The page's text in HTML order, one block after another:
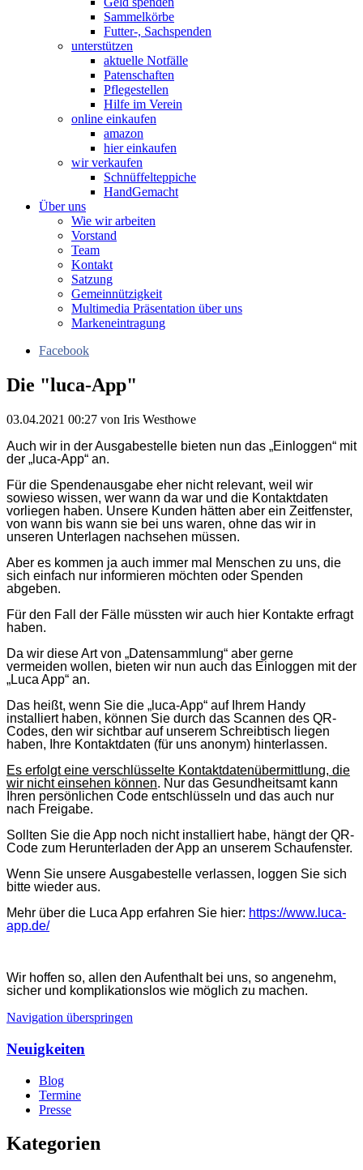
Sammelkörbe
Futter-, Sachspenden
unterstützen
aktuelle Notfälle
Patenschaften
Pflegestellen
Hilfe im Verein
online einkaufen
amazon
hier einkaufen
wir verkaufen
Schnüffelteppiche
HandGemacht
Über uns
Wie wir arbeiten
Vorstand
Team
Kontakt
Satzung
Gemeinnützigkeit
Multimedia Präsentation über uns
Markeneintragung
Facebook
Die "luca-App"
03.04.2021 00:27 von Iris Westhowe
Auch wir in der Ausgabestelle bieten nun das „Einloggen“ mit
der „luca-App“ an.
Für die Spendenausgabe eher nicht relevant, weil wir
sowieso wissen, wer wann da war und die Kontaktdaten
vorliegen haben. Unsere Kunden hätten aber ein Zeitfenster,
von wann bis wann sie bei uns waren, ohne das wir in
unseren Unterlagen nachsehen müssen.
Aber es kommen ja auch immer mal Menschen zu uns, die
sich einfach nur informieren möchten oder Spenden
abgeben.
Für den Fall der Fälle müssten wir auch hier Kontakte erfragt
haben.
Da wir diese Art von „Datensammlung“ aber gerne
vermeiden wollen, bieten wir nun auch das Einloggen mit der
„Luca App“ an.
Das heißt, wenn Sie die „luca-App“ auf Ihrem Handy
installiert haben, können Sie durch das Scannen des QR-
Codes, den wir sichtbar auf unserem Schreibtisch liegen
haben, Ihre Kontaktdaten (für uns anonym) hinterlassen.
Es erfolgt eine verschlüsselte Kontaktdatenübermittlung, die
wir nicht einsehen können. Nur das Gesundheitsamt kann
Ihren persönlichen Code entschlüsseln und das auch nur
nach Freigabe.
Sollten Sie die App noch nicht installiert habe, hängt der QR-
Code zum Herunterladen der App an unserem Schaufenster.
Wenn Sie unsere Ausgabestelle verlassen, loggen Sie sich
bitte wieder aus.
Mehr über die Luca App erfahren Sie hier: https://www.luca-
app.de/
Wir hoffen so, allen den Aufenthalt bei uns, so angenehm,
sicher und komplikationslos wie möglich zu machen.
Navigation überspringen
Neuigkeiten
Blog
Termine
Presse
Kategorien